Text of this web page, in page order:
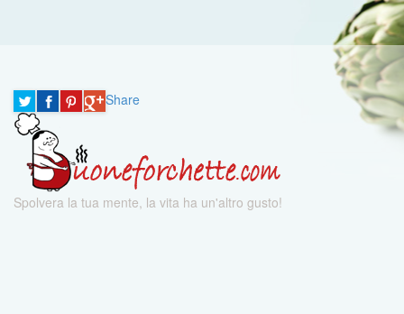
Share
Spolvera la tua mente, la vita ha un'altro gusto!